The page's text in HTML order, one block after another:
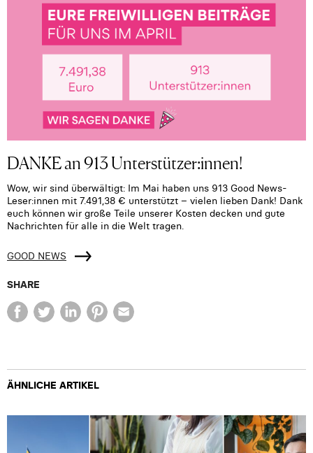
DANKE an 913 Unterstützer:innen!
Wow, wir sind überwältigt: Im Mai haben uns 913 Good News-
Leser:innen mit 7.491,38 € unterstützt – vielen lieben Dank! Dank
euch können wir große Teile unserer Kosten decken und gute
Nachrichten für alle in die Welt tragen.
GOOD NEWS
SHARE
ÄHNLICHE ARTIKEL